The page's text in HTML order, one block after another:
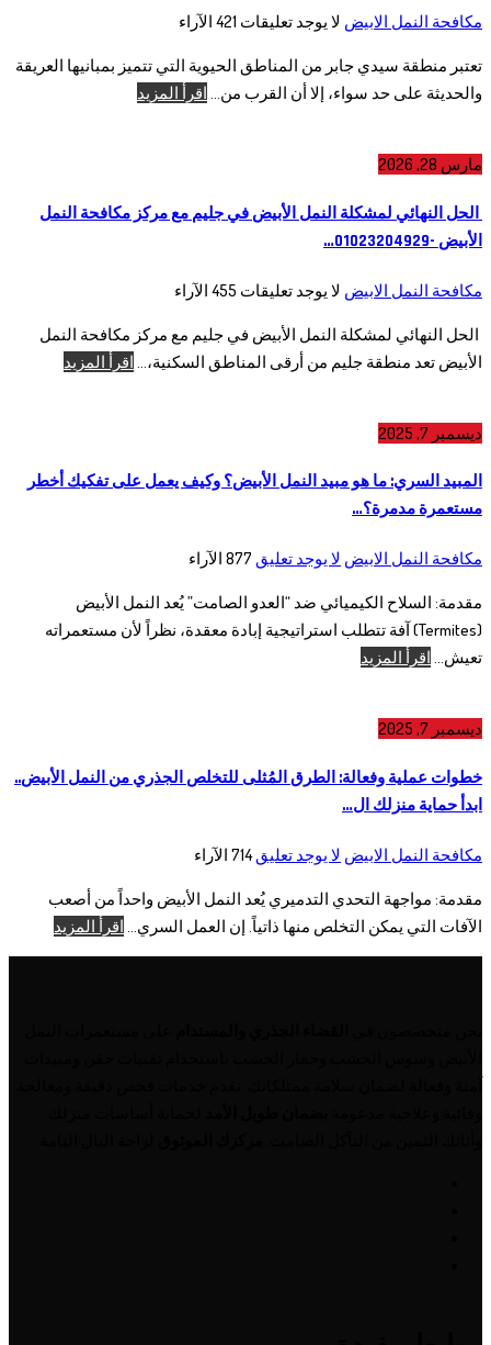
مكافحة النمل الابيض لا يوجد تعليقات421الآراء
تعتبر منطقة سيدي جابر من المناطق الحيوية التي تتميز بمبانيها العريقة
والحديثة على حد سواء، إلا أن القرب من...
اقرأ المزيد
مارس 28, 2026
الحل النهائي لمشكلة النمل الأبيض في جليم مع مركز مكافحة النمل
الأبيض -01023204929…
مكافحة النمل الابيض لا يوجد تعليقات455الآراء
الحل النهائي لمشكلة النمل الأبيض في جليم مع مركز مكافحة النمل
الأبيض تعد منطقة جليم من أرقى المناطق السكنية،...
اقرأ المزيد
ديسمبر 7, 2025
المبيد السري: ما هو مبيد النمل الأبيض؟ وكيف يعمل على تفكيك أخطر
مستعمرة مدمرة؟…
مكافحة النمل الابيض لا يوجد تعليق 877الآراء
مقدمة: السلاح الكيميائي ضد “العدو الصامت” يُعد النمل الأبيض
(Termites) آفة تتطلب استراتيجية إبادة معقدة، نظراً لأن مستعمراته
تعيش...اقرأ المزيد
ديسمبر 7, 2025
خطوات عملية وفعالة: الطرق المُثلى للتخلص الجذري من النمل الأبيض..
ابدأ حماية منزلك ال…
مكافحة النمل الابيض لا يوجد تعليق 714الآراء
مقدمة: مواجهة التحدي التدميري يُعد النمل الأبيض واحداً من أصعب
الآفات التي يمكن التخلص منها ذاتياً. إن العمل السري...اقرأ المزيد